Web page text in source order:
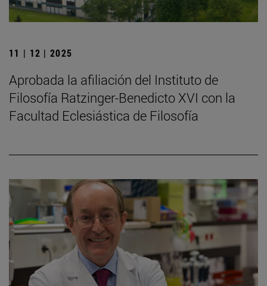
11 | 12 | 2025
Aprobada la afiliación del Instituto de
Filosofía Ratzinger-Benedicto XVI con la
Facultad Eclesiástica de Filosofía